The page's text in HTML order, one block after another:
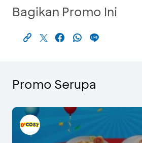
Bagikan Promo Ini
Promo Serupa